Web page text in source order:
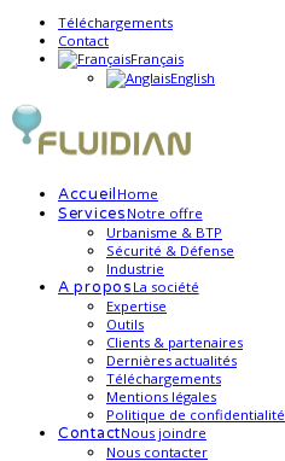
Téléchargements
Contact
Français
English
Accueil Home
Services Notre offre
Urbanisme & BTP
Sécurité & Défense
Industrie
A propos La société
Expertise
Outils
Clients & partenaires
Dernières actualités
Téléchargements
Mentions légales
Politique de confidentialité
ContactNous joindre
Nous contacter